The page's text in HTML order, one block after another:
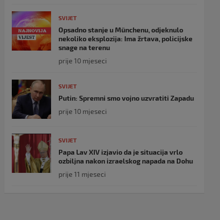
SVIJET
Opsadno stanje u Münchenu, odjeknulo
nekoliko eksplozija: Ima žrtava, policijske
snage na terenu
prije 10 mjeseci
SVIJET
Putin: Spremni smo vojno uzvratiti Zapadu
prije 10 mjeseci
SVIJET
Papa Lav XIV izjavio da je situacija vrlo
ozbiljna nakon izraelskog napada na Dohu
prije 11 mjeseci